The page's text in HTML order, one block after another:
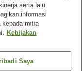
serta lalu
informasi
kepada mitra
Kebijakan
Saya